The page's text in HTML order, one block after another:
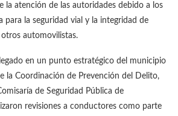
la atención de las autoridades debido a los
para la seguridad vial y la integridad de
otros automovilistas.
en un punto estratégico del municipio
la Coordinación de Prevención del Delito,
de Seguridad Pública de
revisiones a conductores como parte